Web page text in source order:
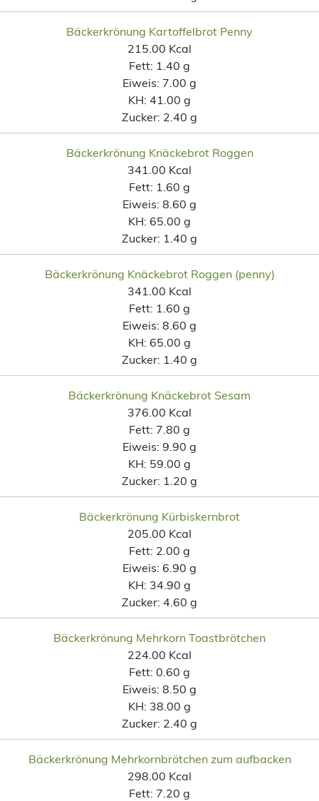
Bäckerkrönung Kartoffelbrot Penny
215.00 Kcal
Fett: 1.40 g
Eiweis: 7.00 g
KH: 41.00 g
Zucker: 2.40 g
Bäckerkrönung Knäckebrot Roggen
341.00 Kcal
Fett: 1.60 g
Eiweis: 8.60 g
KH: 65.00 g
Zucker: 1.40 g
Bäckerkrönung Knäckebrot Roggen (penny)
341.00 Kcal
Fett: 1.60 g
Eiweis: 8.60 g
KH: 65.00 g
Zucker: 1.40 g
Bäckerkrönung Knäckebrot Sesam
376.00 Kcal
Fett: 7.80 g
Eiweis: 9.90 g
KH: 59.00 g
Zucker: 1.20 g
Bäckerkrönung Kürbiskernbrot
205.00 Kcal
Fett: 2.00 g
Eiweis: 6.90 g
KH: 34.90 g
Zucker: 4.60 g
Bäckerkrönung Mehrkorn Toastbrötchen
224.00 Kcal
Fett: 0.60 g
Eiweis: 8.50 g
KH: 38.00 g
Zucker: 2.40 g
Bäckerkrönung Mehrkornbrötchen zum aufbacken
298.00 Kcal
Fett: 7.20 g